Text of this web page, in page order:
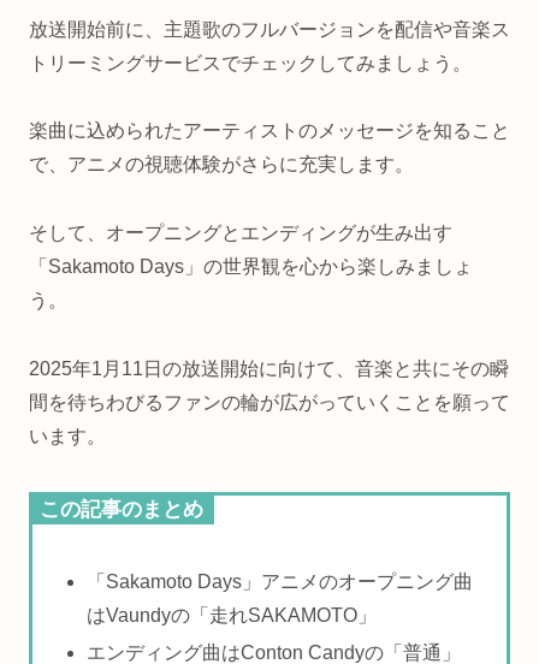
放送開始前に、主題歌のフルバージョンを配信や音楽ス
トリーミングサービスでチェックしてみましょう。
楽曲に込められたアーティストのメッセージを知ること
で、アニメの視聴体験がさらに充実します。
そして、オープニングとエンディングが生み出す
「Sakamoto Days」の世界観を心から楽しみましょ
う。
2025年1月11日の放送開始に向けて、音楽と共にその瞬
間を待ちわびるファンの輪が広がっていくことを願って
います。
この記事のまとめ
「Sakamoto Days」アニメのオープニング曲
はVaundyの「走れSAKAMOTO」
エンディング曲はConton Candyの「普通」